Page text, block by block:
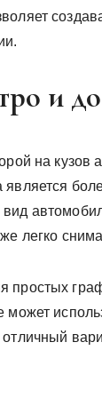
и
на
легко
простых
может